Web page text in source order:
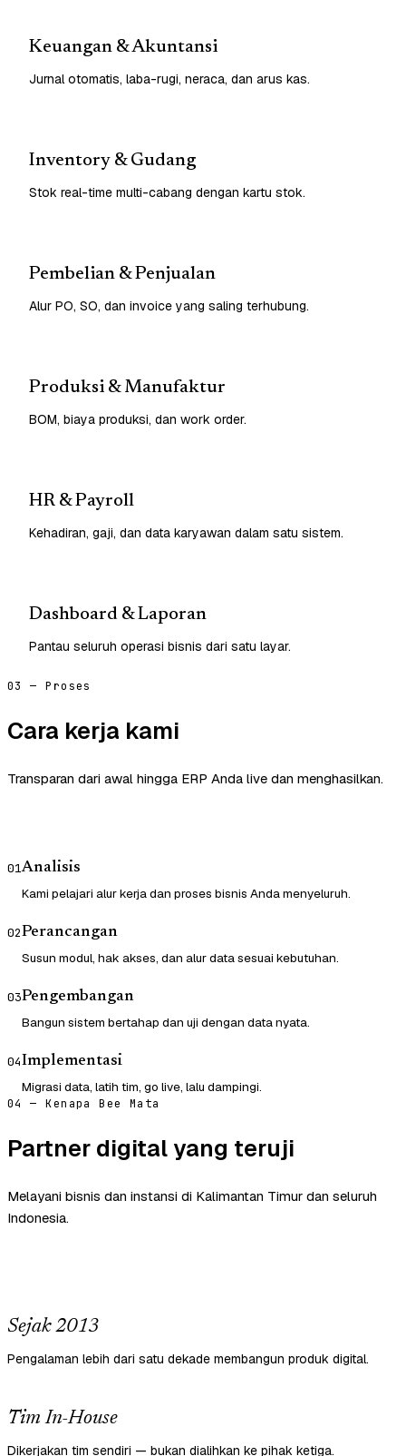
Keuangan & Akuntansi
Jurnal otomatis, laba-rugi, neraca, dan arus kas.
Inventory & Gudang
Stok real-time multi-cabang dengan kartu stok.
Pembelian & Penjualan
Alur PO, SO, dan invoice yang saling terhubung.
Produksi & Manufaktur
BOM, biaya produksi, dan work order.
HR & Payroll
Kehadiran, gaji, dan data karyawan dalam satu sistem.
Dashboard & Laporan
Pantau seluruh operasi bisnis dari satu layar.
03 — Proses
Cara kerja kami
Transparan dari awal hingga ERP Anda live dan menghasilkan.
01Analisis
Kami pelajari alur kerja dan proses bisnis Anda menyeluruh.
02Perancangan
Susun modul, hak akses, dan alur data sesuai kebutuhan.
03Pengembangan
Bangun sistem bertahap dan uji dengan data nyata.
04Implementasi
Migrasi data, latih tim, go live, lalu dampingi.
04 — Kenapa Bee Mata
Partner digital yang teruji
Melayani bisnis dan instansi di Kalimantan Timur dan seluruh
Indonesia.
Sejak 2013
Pengalaman lebih dari satu dekade membangun produk digital.
Tim In-House
Dikerjakan tim sendiri — bukan dialihkan ke pihak ketiga.